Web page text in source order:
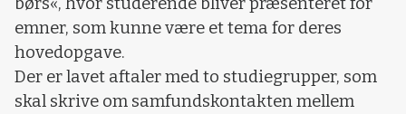
emner, som kunne være et tema for deres
hovedopgave.
Der er lavet aftaler med to studiegrupper, som
skal skrive om samfundskontakten mellem